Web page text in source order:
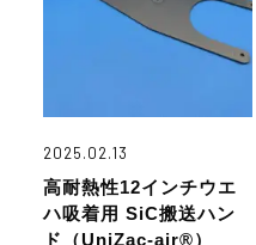
2025.02.13
高耐熱性12インチウエ
ハ吸着用 SiC搬送ハン
ド（UniZac-air®）